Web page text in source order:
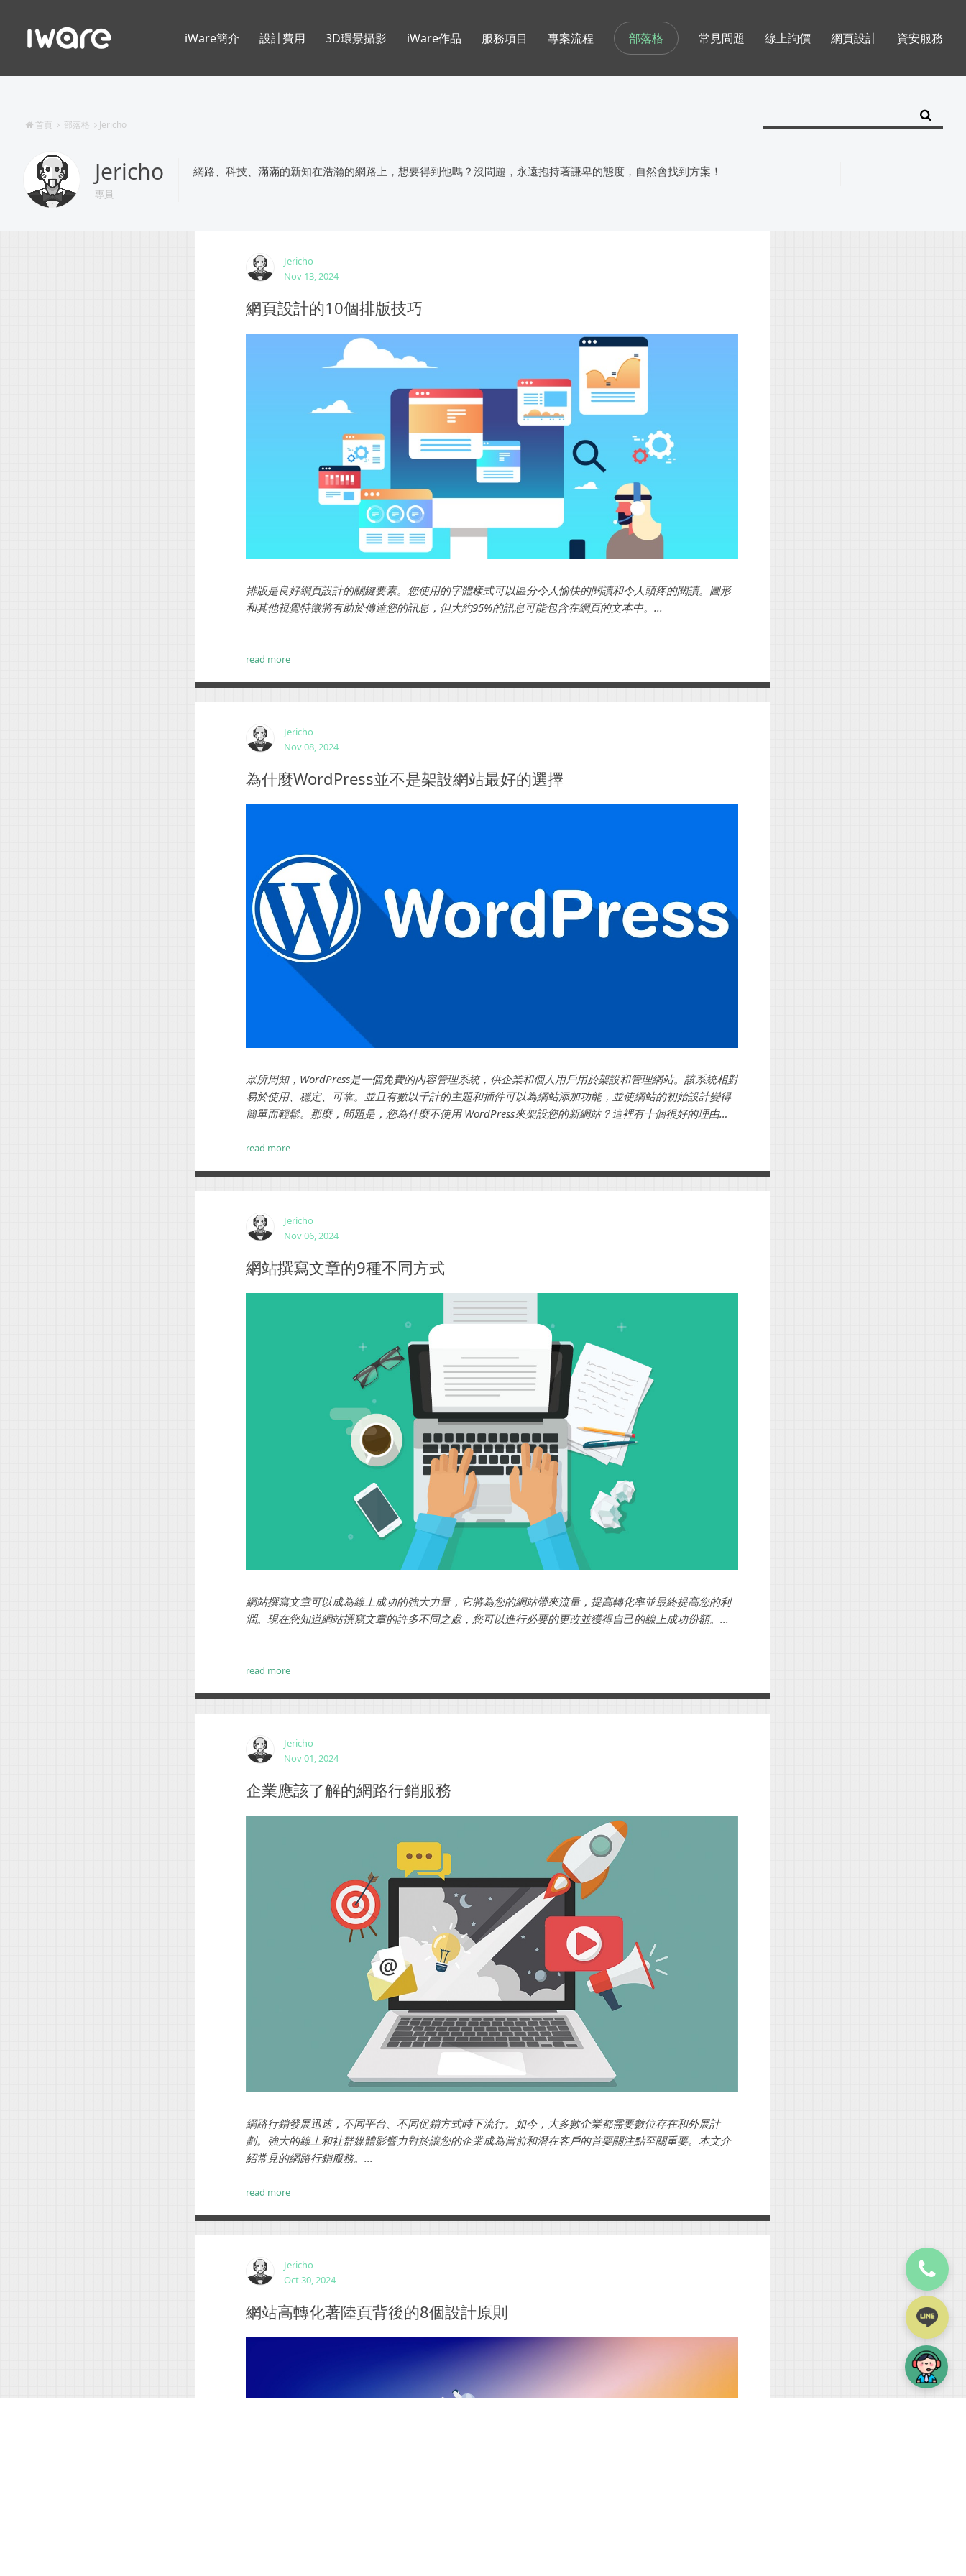
部落格
首頁 部落格 Jericho
Jericho
專員
網路、科技、滿滿的新知在浩瀚的網路上，想要得到他嗎？沒問題，永遠抱持著謙卑的態度，自然會找到方案！
Jericho
Nov 13, 2024
網頁設計的10個排版技巧
排版是良好網頁設計的關鍵要素。您使用的字體樣式可以區分令人愉快的閱讀和令人頭疼的閱讀。圖形
和其他視覺特徵將有助於傳達您的訊息，但大約95%的訊息可能包含在網頁的文本中。...
read more
Jericho
Nov 08, 2024
為什麼WordPress並不是架設網站最好的選擇
眾所周知，WordPress是一個免費的內容管理系統，供企業和個人用戶用於架設和管理網站。該系統相對
易於使用、穩定、可靠。並且有數以千計的主題和插件可以為網站添加功能，並使網站的初始設計變得
簡單而輕鬆。那麼，問題是，您為什麼不使用 WordPress來架設您的新網站？這裡有十個很好的理由，
read more
Jericho
Nov 06, 2024
網站撰寫文章的9種不同方式
網站撰寫文章可以成為線上成功的強大力量，它將為您的網站帶來流量，提高轉化率並最終提高您的利
潤。現在您知道網站撰寫文章的許多不同之處，您可以進行必要的更改並獲得自己的線上成功份額。...
read more
Jericho
Nov 01, 2024
企業應該了解的網路行銷服務
網路行銷發展迅速，不同平台、不同促銷方式時下流行。如今，大多數企業都需要數位存在和外展計
劃。強大的線上和社群媒體影響力對於讓您的企業成為當前和潛在客戶的首要關注點至關重要。本文介
紹常見的網路行銷服務。...
read more
Jericho
Oct 30, 2024
網站高轉化著陸頁背後的8個設計原則